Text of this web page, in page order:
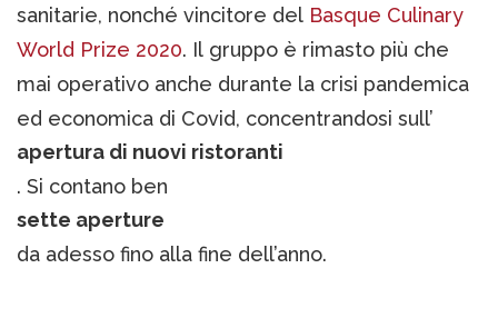
sanitarie, nonché vincitore del Basque Culinary
World Prize 2020. Il gruppo è rimasto più che
mai operativo anche durante la crisi pandemica
ed economica di Covid, concentrandosi sull’
apertura di nuovi ristoranti
. Si contano ben
sette aperture
da adesso fino alla fine dell’anno.